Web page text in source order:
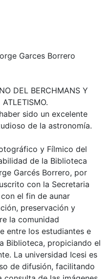
Garces Borrero
DEL BERCHMANS Y
sido un excelente
de la astronomía.
y Fílmico del
de la Biblioteca
Garcés Borrero, por
con la Secretaria
el fin de aunar
preservación y
la comunidad
entre los estudiantes e
Biblioteca, propiciando el
La universidad Icesi es
de difusión, facilitando